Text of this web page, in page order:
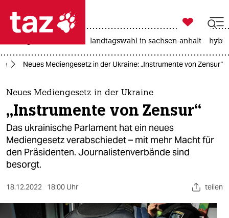
 taz zahl ich
taz zahl ich
themen
politik
öko
gesellschaft
kultur
sport

taz zahl ich
landtagswahl in sachsen-anhalt
Neues Mediengesetz in der Ukraine: „Instrumente von Zensur“
Neues Mediengesetz in der Ukraine
„Instrumente von Zensur“
Das ukrainische Parlament hat ein neues
Mediengesetz verabschiedet – mit mehr Macht für
den Präsidenten. Journalistenverbände sind
besorgt.
18.12.2022 18:00 Uhr teilen